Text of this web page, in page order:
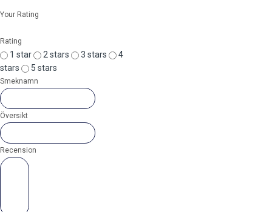
Your Rating
Rating
1 star 2 stars 3 stars
4
stars
5 stars
Smeknamn
Översikt
Recension